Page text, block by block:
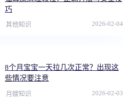
巧
其他知识 2026-02-04
8个月宝宝一天拉几次正常？出现这
些情况要注意
月嫂知识 2026-02-03